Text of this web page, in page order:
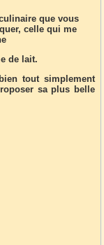
que vous
celle qui me
de lait.
tout simplement
sa plus belle